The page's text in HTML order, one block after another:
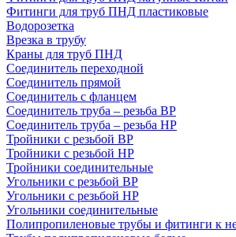
Фитинги для труб ПНД пластиковые
Водорозетка
Врезка в трубу
Краны для труб ПНД
Соединитель переходной
Соединитель прямой
Соединитель с фланцем
Соединитель труба – резьба ВР
Соединитель труба – резьба НР
Тройники с резьбой ВР
Тройники с резьбой НР
Тройники соединительные
Угольники с резьбой ВР
Угольники с резьбой НР
Угольники соединительные
Полипропиленовые трубы и фитинги к